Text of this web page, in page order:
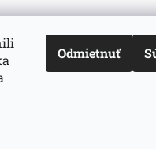
Odmietnuť